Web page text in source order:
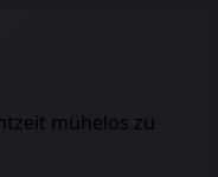
mühelos zu